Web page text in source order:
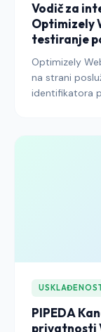
Vodič za
Optimizely
testiranje
Optimizely
na strani
identifikatora
Platformom
platformu
PIPEDA
privatnosti